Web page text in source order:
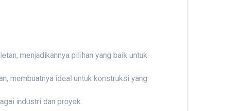
menjadikannya pilihan yang baik untuk
membuatnya ideal untuk konstruksi yang
industri dan proyek.